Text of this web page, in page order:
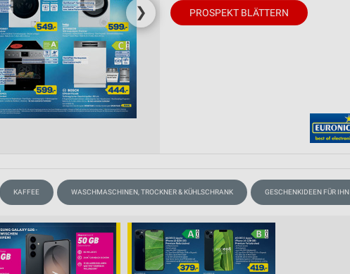
❯ PROSPEKT BLÄTTERN
KAFFEE WASCHMASCHINEN, TROCKNER & KÜHLSCHRANK GESCHENKIDEEN FÜR IHN